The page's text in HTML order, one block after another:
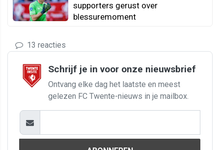
supporters gerust over
blessuremoment
13 reacties
Schrijf je in voor onze nieuwsbrief
Ontvang elke dag het laatste en meest
gelezen FC Twente-nieuws in je mailbox.